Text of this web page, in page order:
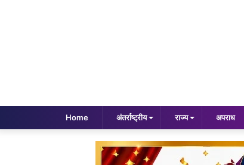
Home अंतर्राष्ट्रीय राज्य अपराध